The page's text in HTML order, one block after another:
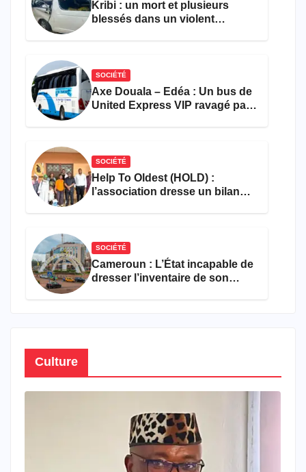
Kribi : un mort et plusieurs
blessés dans un violent
SOCIÉTÉ
Axe Douala – Edéa : Un bus de
United Express VIP ravagé par
SOCIÉTÉ
Help To Oldest (HOLD) :
l’association dresse un bilan
SOCIÉTÉ
Cameroun : L’État incapable de
dresser l’inventaire de son
Culture